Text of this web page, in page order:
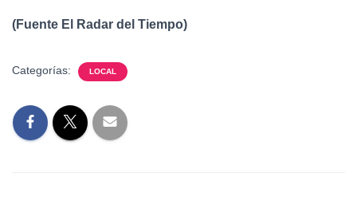
(Fuente El Radar del Tiempo)
Categorías: LOCAL